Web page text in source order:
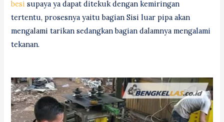
besi supaya ya dapat ditekuk dengan kemiringan
tertentu, prosesnya yaitu bagian Sisi luar pipa akan
mengalami tarikan sedangkan bagian dalamnya mengalami
tekanan.